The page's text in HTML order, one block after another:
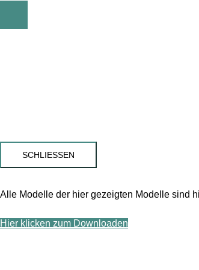
SCHLIESSEN
Alle Modelle der hier gezeigten Modelle sind
Hier klicken zum Downloaden